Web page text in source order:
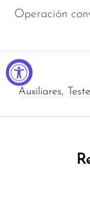
Operación
Auxiliares,